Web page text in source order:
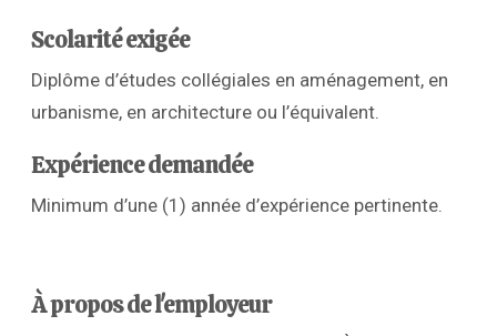
Scolarité exigée
Diplôme d’études collégiales en aménagement, en
urbanisme, en architecture ou l’équivalent.
Expérience demandée
Minimum d’une (1) année d’expérience pertinente.
À propos de l'employeur